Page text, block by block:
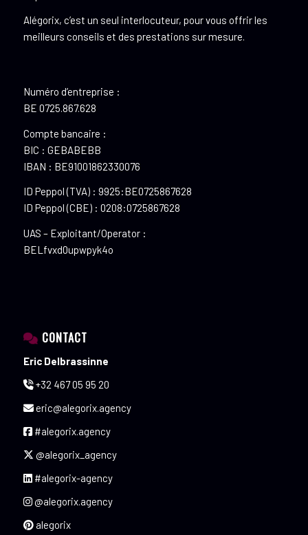
Alégorix, c’est un seul interlocuteur, pour vous offrir les
meilleurs conseils et des prestations sur mesure.
Numéro d’entreprise :
BE 0725.867.628
Compte bancaire :
BIC : GEBABEBB
IBAN : BE91001862330076
ID Peppol (TVA) : 9925:BE0725867628
ID Peppol (CBE) : 0208:0725867628
UAS – Exploitant/Operator :
BELfvxd0upwpyk4o
CONTACT
Eric Delbrassinne
+32 467 05 95 20
eric@alegorix.agency
#alegorix.agency
@alegorix_agency
#alegorix-agency
@alegorix.agency
alegorix